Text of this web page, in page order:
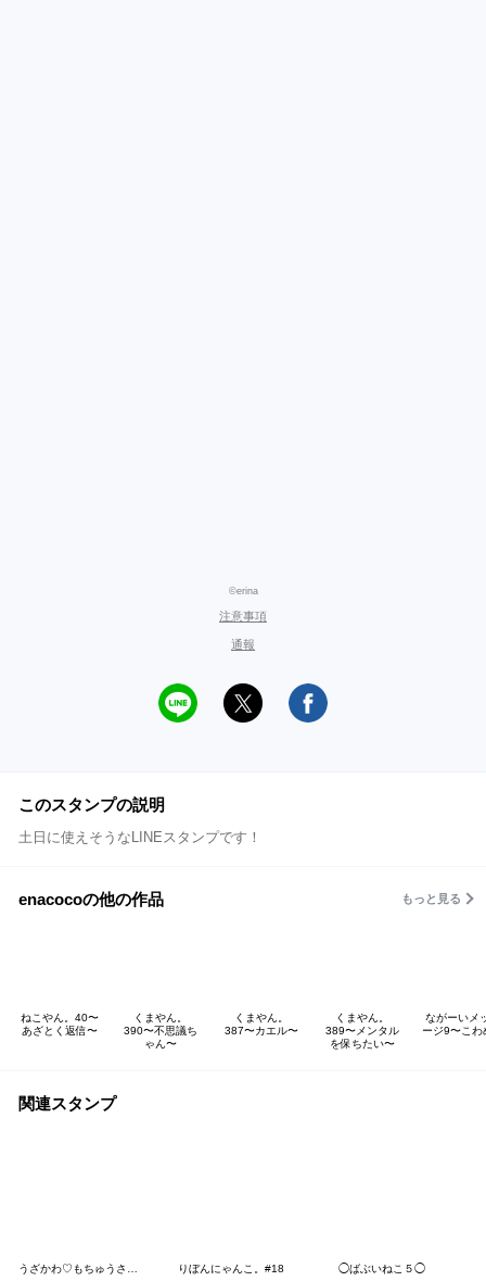
©erina
注意事項
通報
このスタンプの説明
土日に使えそうなLINEスタンプです！
enacocoの他の作品 もっと見る
ねこやん。40〜
あざとく返信〜
くまやん。
390〜不思議ち
ゃん〜
くまやん。
387〜カエル〜
くまやん。
389〜メンタル
を保ちたい〜
ながーいメ
ージ9〜こわ
関連スタンプ
うざかわ♡もちゅうさ【毎日使える編】 りぼんにゃんこ。#18 ◯ばぶいねこ５◯